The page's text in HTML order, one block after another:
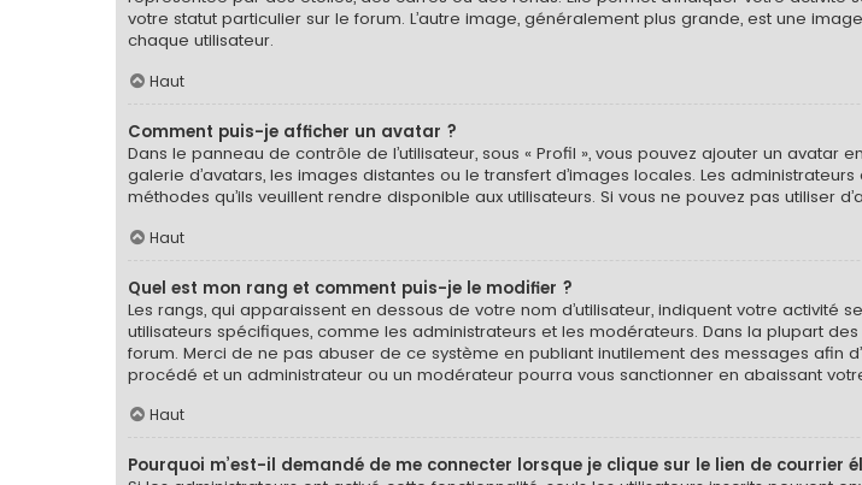
votre statut particulier sur le forum. L’autre image, généralement plus grande, est une
chaque utilisateur.
Haut
Comment puis-je afficher un avatar ?
Dans le panneau de contrôle de l’utilisateur, sous « Profil », vous pouvez ajouter un avatar
galerie d’avatars, les images distantes ou le transfert d’images locales. Les
méthodes qu’ils veuillent rendre disponible aux utilisateurs. Si vous ne pouvez pas utiliser
Haut
Quel est mon rang et comment puis-je le modifier ?
Les rangs, qui apparaissent en dessous de votre nom d’utilisateur, indiquent votre
utilisateurs spécifiques, comme les administrateurs et les modérateurs. Dans la plupart
forum. Merci de ne pas abuser de ce système en publiant inutilement des messages afin
procédé et un administrateur ou un modérateur pourra vous sanctionner en abaissant
Haut
Pourquoi m’est-il demandé de me connecter lorsque je clique sur le lien de courrier